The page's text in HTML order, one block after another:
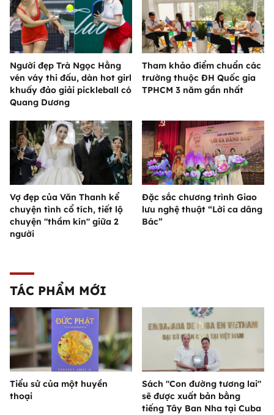
Người đẹp Trà Ngọc Hằng
vén váy thi đấu, dàn hot girl
khuấy đảo giải pickleball có
Quang Dương
Tham khảo điểm chuẩn các
trường thuộc ĐH Quốc gia
TPHCM 3 năm gần nhất
Vợ đẹp của Văn Thanh kể
chuyện tình cổ tích, tiết lộ
chuyện "thầm kín" giữa 2
người
Đặc sắc chương trình Giao
lưu nghệ thuật “Lời ca dâng
Bác”
TÁC PHẨM MỚI
Tiểu sử của một huyền
thoại
Sách "Con đường tương lai"
sẽ được xuất bản bằng
tiếng Tây Ban Nha tại Cuba